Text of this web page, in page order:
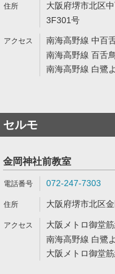
大阪府堺市北区
3F301号
南海高野線 中百
南海高野線 百舌
南海高野線 白鷺
セルモ
金岡神社前教室
072-247-7303
大阪府堺市北区
大阪メトロ御堂
南海高野線 白鷺
大阪メトロ御堂